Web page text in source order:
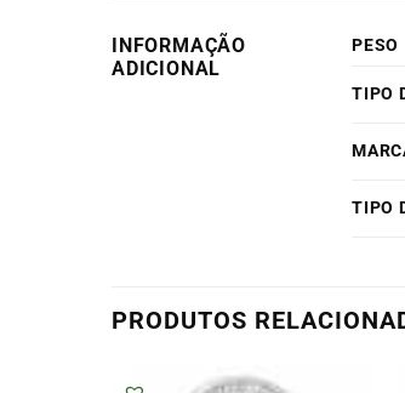
INFORMAÇÃO
ADICIONAL
PESO
TIPO
TIPO
PRODUTOS